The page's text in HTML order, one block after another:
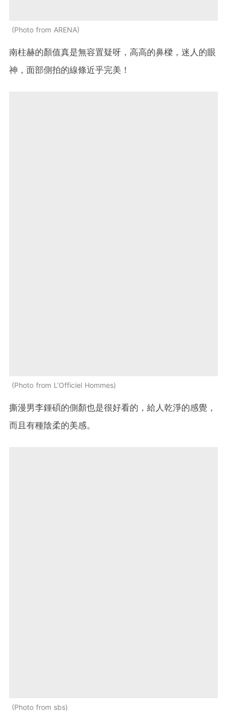
Photo from ARENA
南柱赫的顏值真是無容置疑呀，高高的鼻樑，迷人的眼
神，面部側拍的線條近乎完美！
Photo from L’Officiel Hommes
撕漫男李鍾碩的側顏也是很好看的，給人乾淨的感覺，
而且有種陰柔的美感。
Photo from sbs